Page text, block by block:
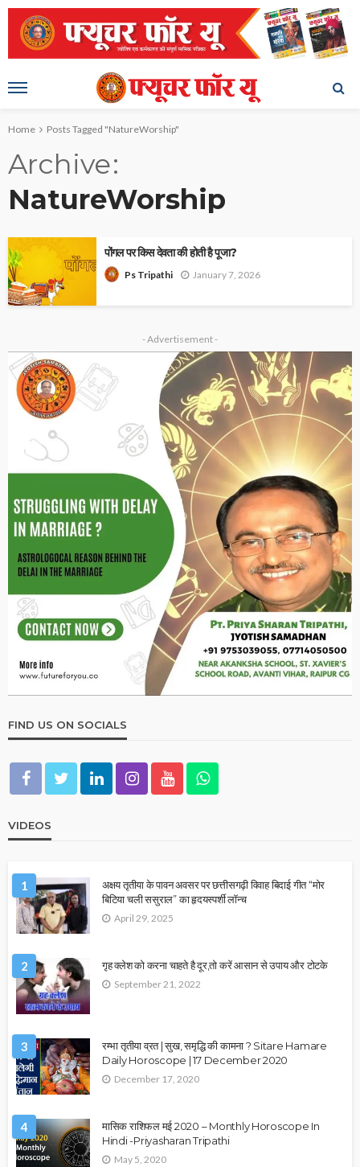
Home Posts Tagged "NatureWorship"
Archive
NatureWorship
पोंगल पर किस देवता की होती है पूजा?
Ps Tripathi January 7, 2026
- Advertisement -
FIND US ON SOCIALS
VIDEOS
1
अक्षय तृतीया के पावन अवसर पर छत्तीसगढ़ी विवाह बिदाई गीत “मोर
बिटिया चली ससुराल” का हृदयस्पर्शी लॉन्च
April 29, 2025
2 गृह क्लेश को करना चाहते है दूर,तो करें आसान से उपाय और टोटके
September 21, 2022
3
रम्भा तृतीया व्रत | सुख, समृद्धि की कामना ? Sitare Hamare
Daily Horoscope | 17 December 2020
December 17, 2020
4
मासिक राशिफल मई 2020 – Monthly Horoscope In
Hindi -Priyasharan Tripathi
May 5, 2020